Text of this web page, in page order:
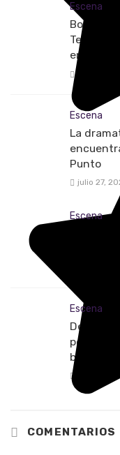
Escena
Bogotá
Teatro y
entrada
Escena
La
Punto
julio 27,
Escena
Escena
Deborah
brasileña
junio 9,
COMENTARIOS